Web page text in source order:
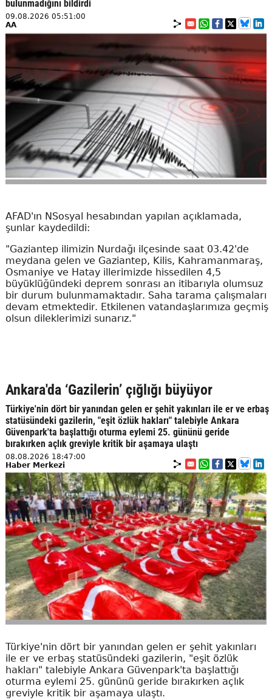
bulunmadığını bildirdi
09.08.2026 05:51:00
AA
AFAD'ın NSosyal hesabından yapılan açıklamada,
şunlar kaydedildi:
"Gaziantep ilimizin Nurdağı ilçesinde saat 03.42'de
meydana gelen ve Gaziantep, Kilis, Kahramanmaraş,
Osmaniye ve Hatay illerimizde hissedilen 4,5
büyüklüğündeki deprem sonrası an itibarıyla olumsuz
bir durum bulunmamaktadır. Saha tarama çalışmaları
devam etmektedir. Etkilenen vatandaşlarımıza geçmiş
olsun dileklerimizi sunarız."
Ankara'da ‘Gazilerin’ çığlığı büyüyor
Türkiye'nin dört bir yanından gelen er şehit yakınları ile er ve erbaş
statüsündeki gazilerin, "eşit özlük hakları" talebiyle Ankara
Güvenpark'ta başlattığı oturma eylemi 25. gününü geride
bırakırken açlık greviyle kritik bir aşamaya ulaştı
08.08.2026 18:47:00
Haber Merkezi
Türkiye'nin dört bir yanından gelen er şehit yakınları
ile er ve erbaş statüsündeki gazilerin, "eşit özlük
hakları" talebiyle Ankara Güvenpark'ta başlattığı
oturma eylemi 25. gününü geride bırakırken açlık
greviyle kritik bir aşamaya ulaştı.